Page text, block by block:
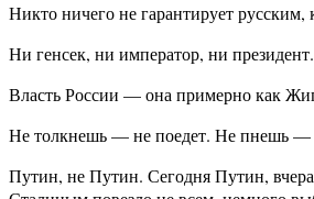
Никто ничего не гарантирует русским,
Ни генсек, ни император, ни президент.
Власть России — она примерно как
Не толкнешь — не поедет. Не пнешь —
Путин, не Путин. Сегодня Путин,